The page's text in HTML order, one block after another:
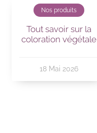
Nos produits
Tout savoir sur la
coloration végétale
18 Mai 2026